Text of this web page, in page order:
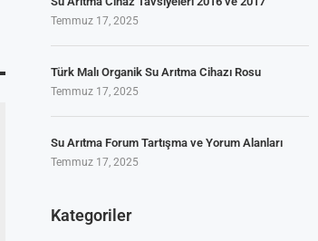
Temmuz 17, 2025
Türk Malı Organik Su Arıtma Cihazı Rosu
Temmuz 17, 2025
Su Arıtma Forum Tartışma ve Yorum Alanları
Temmuz 17, 2025
Kategoriler